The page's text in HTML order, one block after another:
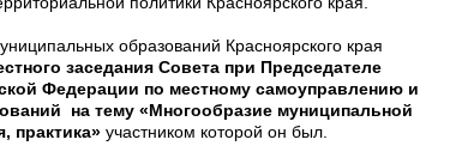
образований Красноярского края
заседания Совета при Председателе
Федерации по местному самоуправлению и
на тему «Многообразие муниципальной
практика» участником которой он был.